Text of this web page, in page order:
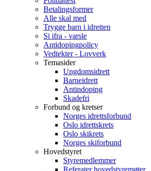
Betalingsformer
Alle skal med
Trygge barn i idretten
Si ifra - varsle
Antidopingpolicy
Vedtekter - Lovverk
Temasider
Ungdomsidrett
Barneidrett
Antindoping
Skadefri
Forbund og kretser
Norges idrettsforbund
Oslo idrettskrets
Oslo skikrets
Norges skiforbund
Hovedstyret
Styremedlemmer
Referater hovedstyremøter